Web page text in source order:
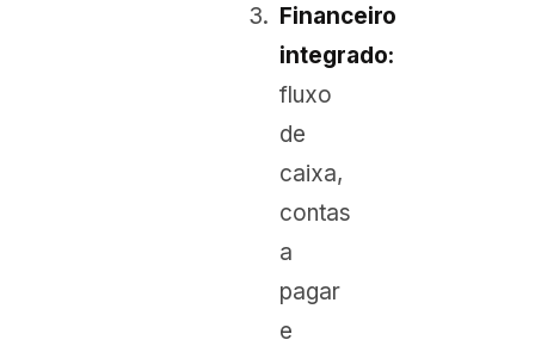
Financeiro
integrado:
fluxo
de
caixa,
contas
a
pagar
e